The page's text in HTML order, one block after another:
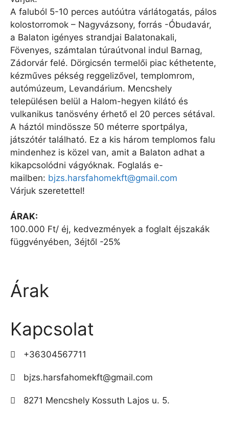
A faluból 5-10 perces autóútra várlátogatás, pálos
kolostorromok – Nagyvázsony, forrás -Óbudavár,
a Balaton igényes strandjai Balatonakali,
Fövenyes, számtalan túraútvonal indul Barnag,
Zádorvár felé. Dörgicsén termelői piac kéthetente,
kézműves pékség reggelizővel, templomrom,
autómúzeum, Levandárium. Mencshely
településen belül a Halom-hegyen kilátó és
vulkanikus tanösvény érhető el 20 perces sétával.
A háztól mindössze 50 méterre sportpálya,
játszótér található. Ez a kis három templomos falu
mindenhez is közel van, amit a Balaton adhat a
kikapcsolódni vágyóknak. Foglalás e-
mailben: bjzs.harsfahomekft@gmail.com
Várjuk szeretettel!
ÁRAK:
100.000 Ft/ éj, kedvezmények a foglalt éjszakák
függvényében, 3éjtől -25%
Árak
Kapcsolat
+36304567711
bjzs.harsfahomekft@gmail.com
8271 Mencshely Kossuth Lajos u. 5.